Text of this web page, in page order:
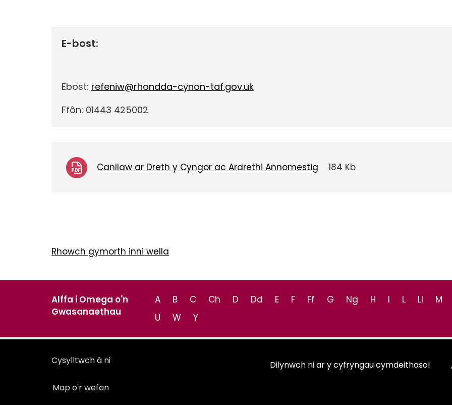
E-bost:
Ebost: refeniw@rhondda-cynon-taf.gov.uk
Ffôn: 01443 425002
Canllaw ar Dreth y Cyngor ac Ardrethi Annomestig 184 Kb
Rhowch gymorth inni wella
Alffa i Omega o'n
Gwasanaethau
A B C Ch D Dd E F Ff G Ng H I L Ll
M
U
W Y
Cysylltwch â ni
Map o'r wefan
Dilynwch ni ar y cyfryngau cymdeithasol